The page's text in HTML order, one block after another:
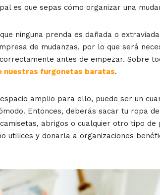
es que sepas cómo organizar una
ninguna prenda es dañada o
de mudanzas, por lo que será
antes de empezar. Sobre
nuestras furgonetas baratas.
amplio para ello, puede ser un
Entonces, deberás sacar tu ropa
abrigos o cualquier otro tipo
utilices y donarla a organizaciones